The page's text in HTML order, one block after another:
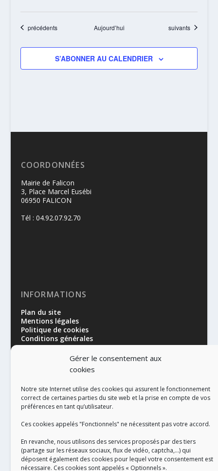
Gérer le consentement aux
cookies
Notre site Internet utilise des cookies qui assurent le fonctionnement
correct de certaines parties du site web et la prise en compte de vos
préférences en tant qu’utilisateur.
Ces cookies appelés "Fonctionnels" ne nécessitent pas votre accord.
En revanche, nous utilisons des services proposés par des tiers
(partage sur les réseaux sociaux, flux de vidéo, captcha,...) qui
déposent également des cookies pour lequel votre consentement est
nécessaire. Ces cookies sont appelés « Optionnels ».
Évènements
précédents Aujourd’hui Évènements
suivants
S’ABONNER AU CALENDRIER
COORDONNÉES
Mairie de Falicon
3, Place Marcel Eusébi
06950 FALICON
Tél : 04.92.07.92.70
INFORMATIONS
Plan du site
Mentions légales
Politique de cookies
Conditions générales